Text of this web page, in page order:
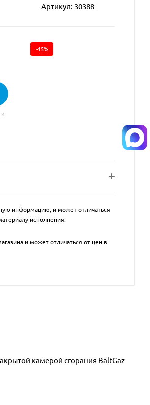
Артикул: 30388
-15%
информацию, и может отличаться
исполнения.
и может отличаться от цен в
камерой сгорания BaltGaz